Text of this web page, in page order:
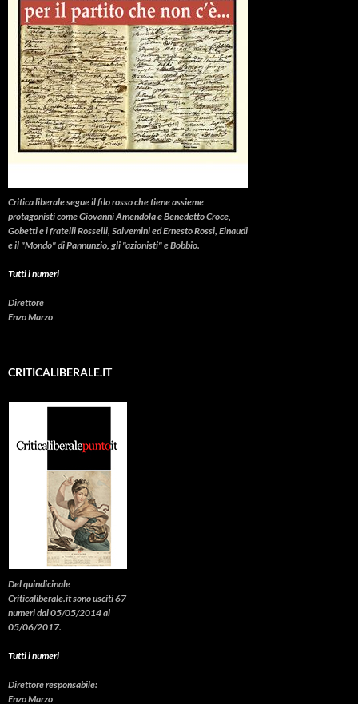
Critica liberalesegue il filo rosso che tiene assieme
protagonisti come Giovanni Amendola e Benedetto Croce,
Gobetti e i fratelli Rosselli, Salvemini ed Ernesto Rossi, Einaudi
e il "Mondo" di Pannunzio, gli "azionisti" e Bobbio.
Tutti i numeri
Direttore
Enzo Marzo
CRITICALIBERALE.IT
Del quindicinale
Criticaliberale.it sono usciti 67
numeri dal 05/05/2014 al
05/06/2017.
Tutti i numeri
Direttore responsabile:
Enzo Marzo